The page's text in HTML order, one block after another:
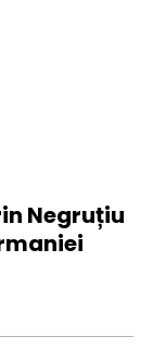
Negruțiu